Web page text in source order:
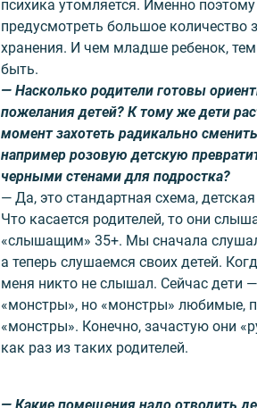
психика утомляется. Именно
предусмотреть большое количество
хранения. И чем младше ребенок,
быть.
— Насколько родители готовы
пожелания детей? К тому же дети
момент захотеть радикально
например розовую детскую
черными стенами для подростка?
— Да, это стандартная схема,
Что касается родителей, то они
«слышащим» 35+. Мы сначала
а теперь слушаемся своих детей.
меня никто не слышал. Сейчас дети
«монстры», но «монстры» любимые,
«монстры». Конечно, зачастую они
как раз из таких родителей.